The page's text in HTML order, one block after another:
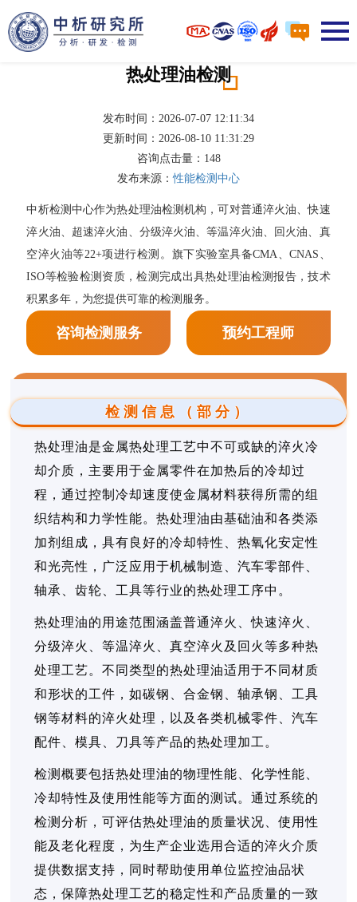
热处理油检测
发布时间：2026-07-07 12:11:34
更新时间：2026-08-10 11:31:29
咨询点击量： 148
发布来源：性能检测中心
中析检测中心作为热处理油检测机构，可对普通淬火油、快速
淬火油、超速淬火油、分级淬火油、等温淬火油、回火油、真
空淬火油等22+项进行检测。旗下实验室具备CMA、CNAS、
ISO等检验检测资质，检测完成出具热处理油检测报告，技术
积累多年，为您提供可靠的检测服务。
咨询检测服务 预约工程师
检测信息（部分）
热处理油是金属热处理工艺中不可或缺的淬火冷
却介质，主要用于金属零件在加热后的冷却过
程，通过控制冷却速度使金属材料获得所需的组
织结构和力学性能。热处理油由基础油和各类添
加剂组成，具有良好的冷却特性、热氧化安定性
和光亮性，广泛应用于机械制造、汽车零部件、
轴承、齿轮、工具等行业的热处理工序中。
热处理油的用途范围涵盖普通淬火、快速淬火、
分级淬火、等温淬火、真空淬火及回火等多种热
处理工艺。不同类型的热处理油适用于不同材质
和形状的工件，如碳钢、合金钢、轴承钢、工具
钢等材料的淬火处理，以及各类机械零件、汽车
配件、模具、刀具等产品的热处理加工。
检测概要包括热处理油的物理性能、化学性能、
冷却特性及使用性能等方面的测试。通过系统的
检测分析，可评估热处理油的质量状况、使用性
能及老化程度，为生产企业选用合适的淬火介质
提供数据支持，同时帮助使用单位监控油品状
态，保障热处理工艺的稳定性和产品质量的一致